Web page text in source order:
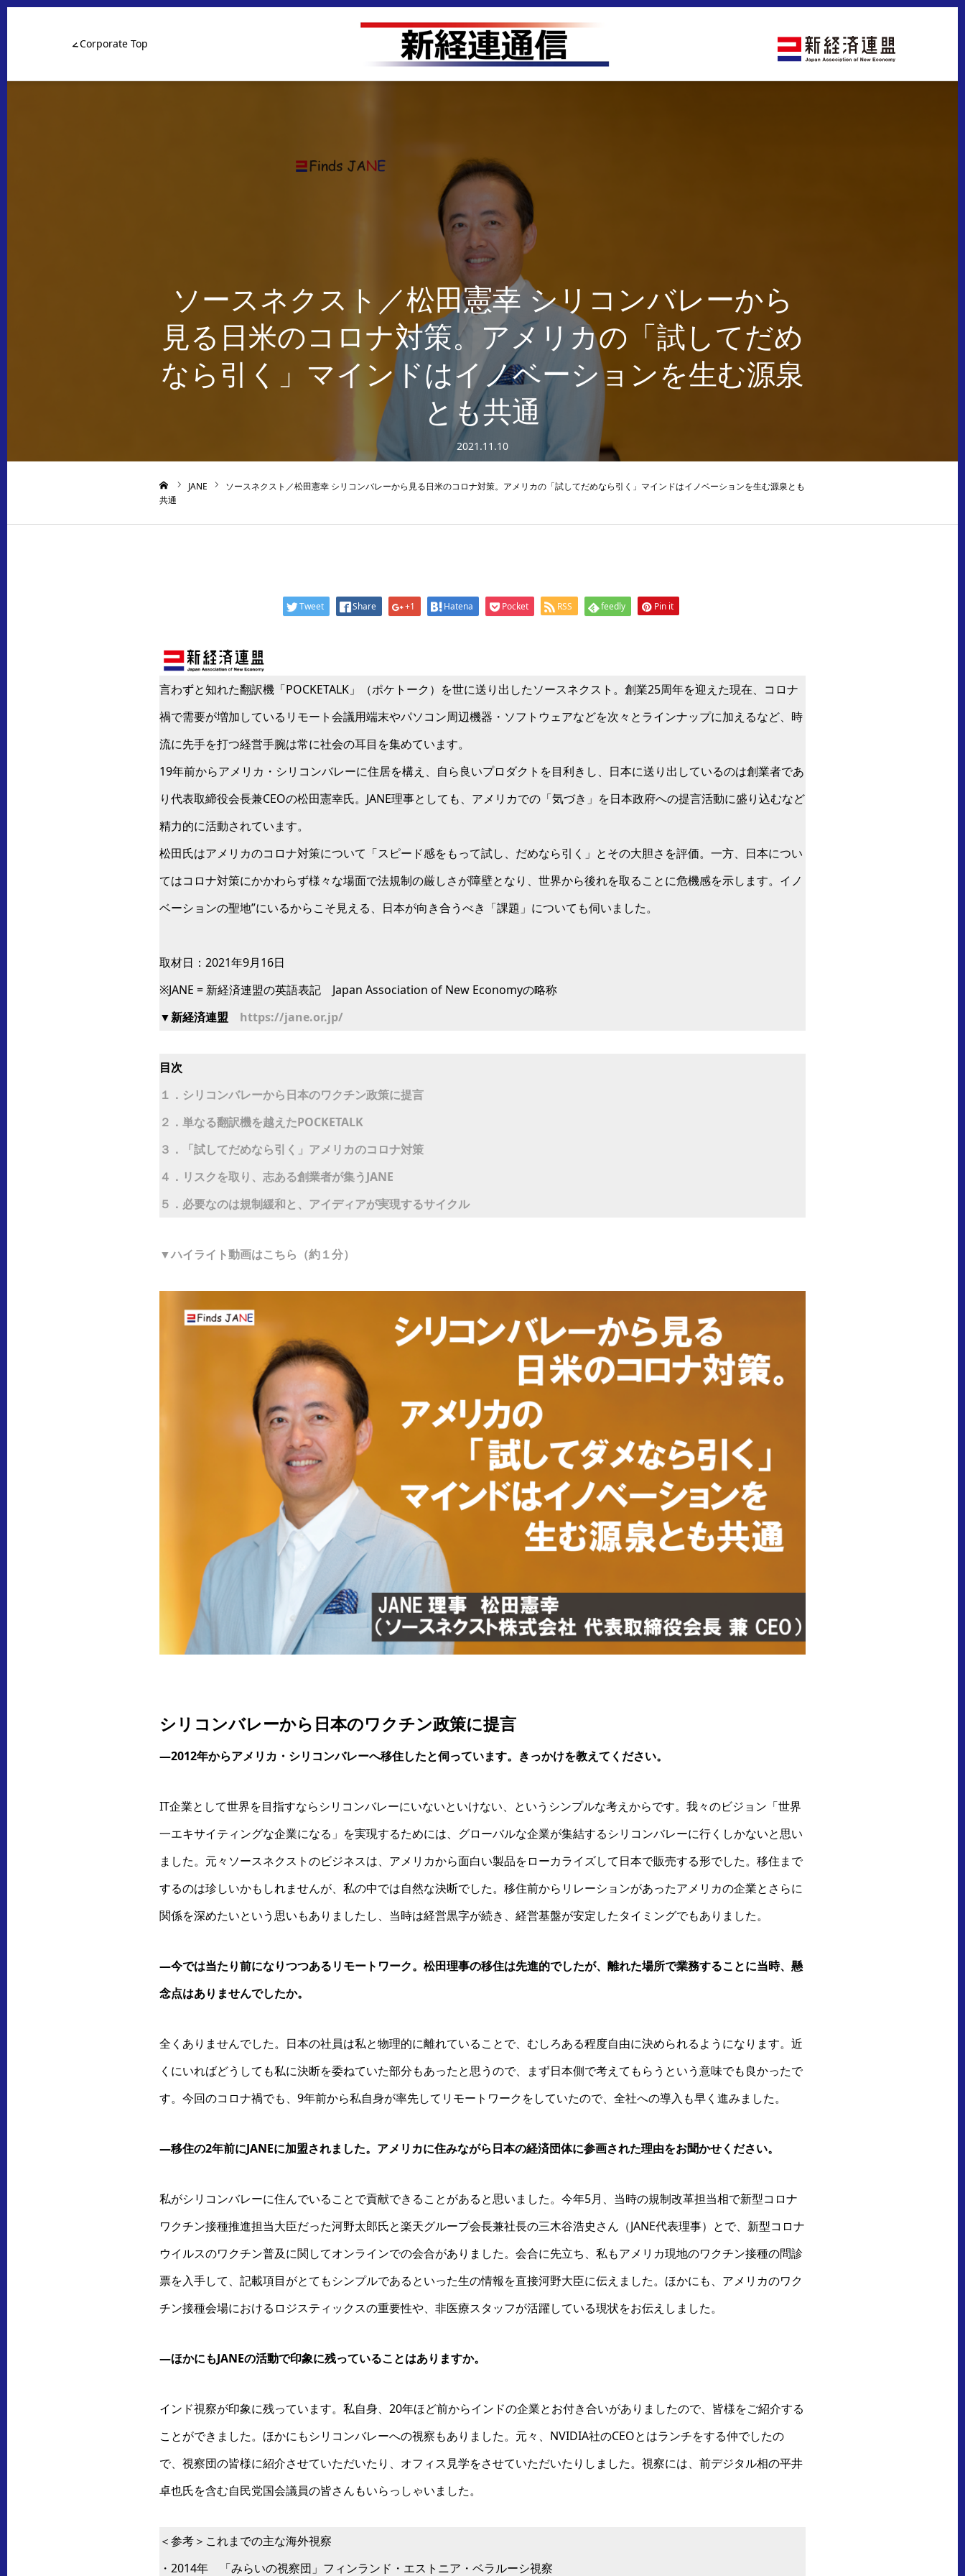
Corporate Top
ソースネクスト／松田憲幸 シリコンバレーから
見る日米のコロナ対策。アメリカの「試してだめ
なら引く」マインドはイノベーションを生む源泉
とも共通
2021.11.10
JANE
ソースネクスト／松田憲幸 シリコンバレーから見る日米のコロナ対策。アメリカの「試してだめなら引く」マインドはイノベーションを生む源泉とも
共通
Tweet Share +1 Hatena Pocket RSS feedly Pin it
言わずと知れた翻訳機「POCKETALK」（ポケトーク）を世に送り出したソースネクスト。創業25周年を迎えた現在、コロナ
禍で需要が増加しているリモート会議用端末やパソコン周辺機器・ソフトウェアなどを次々とラインナップに加えるなど、時
流に先手を打つ経営手腕は常に社会の耳目を集めています。
19年前からアメリカ・シリコンバレーに住居を構え、自ら良いプロダクトを目利きし、日本に送り出しているのは創業者であ
り代表取締役会長兼CEOの松田憲幸氏。JANE理事としても、アメリカでの「気づき」を日本政府への提言活動に盛り込むなど
精力的に活動されています。
松田氏はアメリカのコロナ対策について「スピード感をもって試し、だめなら引く」とその大胆さを評価。一方、日本につい
てはコロナ対策にかかわらず様々な場面で法規制の厳しさが障壁となり、世界から後れを取ることに危機感を示します。イノ
ベーションの聖地”にいるからこそ見える、日本が向き合うべき「課題」についても伺いました。
取材日：2021年9月16日
※JANE = 新経済連盟の英語表記 Japan Association of New Economyの略称
▼新経済連盟 https://jane.or.jp/​
目次
１．シリコンバレーから日本のワクチン政策に提言
２．単なる翻訳機を越えたPOCKETALK
３．「試してだめなら引く」アメリカのコロナ対策
４．リスクを取り、志ある創業者が集うJANE
５．必要なのは規制緩和と、アイディアが実現するサイクル
▼ハイライト動画はこちら（約１分）
シリコンバレーから日本のワクチン政策に提言
―2012年からアメリカ・シリコンバレーへ移住したと伺っています。きっかけを教えてください。
IT企業として世界を目指すならシリコンバレーにいないといけない、というシンプルな考えからです。我々のビジョン「世界
一エキサイティングな企業になる」を実現するためには、グローバルな企業が集結するシリコンバレーに行くしかないと思い
ました。元々ソースネクストのビジネスは、アメリカから面白い製品をローカライズして日本で販売する形でした。移住まで
するのは珍しいかもしれませんが、私の中では自然な決断でした。移住前からリレーションがあったアメリカの企業とさらに
関係を深めたいという思いもありましたし、当時は経営黒字が続き、経営基盤が安定したタイミングでもありました。
―今では当たり前になりつつあるリモートワーク。松田理事の移住は先進的でしたが、離れた場所で業務することに当時、懸
念点はありませんでしたか。
全くありませんでした。日本の社員は私と物理的に離れていることで、むしろある程度自由に決められるようになります。近
くにいればどうしても私に決断を委ねていた部分もあったと思うので、まず日本側で考えてもらうという意味でも良かったで
す。今回のコロナ禍でも、9年前から私自身が率先してリモートワークをしていたので、全社への導入も早く進みました。
―移住の2年前にJANEに加盟されました。アメリカに住みながら日本の経済団体に参画された理由をお聞かせください。
私がシリコンバレーに住んでいることで貢献できることがあると思いました。今年5月、当時の規制改革担当相で新型コロナ
ワクチン接種推進担当大臣だった河野太郎氏と楽天グループ会長兼社長の三木谷浩史さん（JANE代表理事）とで、新型コロナ
ウイルスのワクチン普及に関してオンラインでの会合がありました。会合に先立ち、私もアメリカ現地のワクチン接種の問診
票を入手して、記載項目がとてもシンプルであるといった生の情報を直接河野大臣に伝えました。ほかにも、アメリカのワク
チン接種会場におけるロジスティックスの重要性や、非医療スタッフが活躍している現状をお伝えしました。
―ほかにもJANEの活動で印象に残っていることはありますか。
インド視察が印象に残っています。私自身、20年ほど前からインドの企業とお付き合いがありましたので、皆様をご紹介する
ことができました。ほかにもシリコンバレーへの視察もありました。元々、NVIDIA社のCEOとはランチをする仲でしたの
で、視察団の皆様に紹介させていただいたり、オフィス見学をさせていただいたりしました。視察には、前デジタル相の平井
卓也氏を含む自民党国会議員の皆さんもいらっしゃいました。
＜参考＞これまでの主な海外視察
・2014年 「みらいの視察団」フィンランド・エストニア・ベラルーシ視察